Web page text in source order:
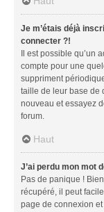
Je m’étais déjà
connecter ?!
Il est possible qu’un
compte pour une
suppriment
taille de leur base de
nouveau et essayez
forum.
Haut
J’ai perdu mon mot
Pas de panique !
récupéré, il peut
page de connexion